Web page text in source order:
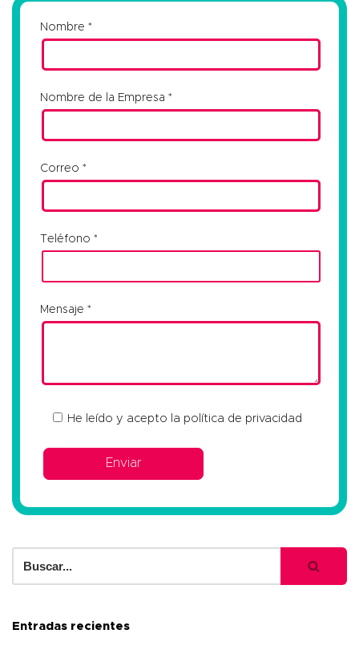
Nombre
Nombre de la Empresa
Correo
Teléfono
Mensaje
He leído y acepto la política de privacidad
Entradas recientes